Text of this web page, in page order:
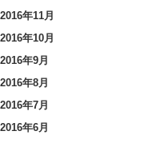
2016年11月
2016年10月
2016年9月
2016年8月
2016年7月
2016年6月